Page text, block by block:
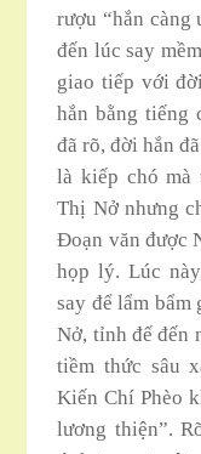
rượu “hắn càng
đến lúc say
giao tiếp với
hắn bằng tiếng
đã rõ, đời hắn
là kiếp chó mà
Thị Nở nhưng
Đoạn văn được
họp lý. Lúc
say để lẩm
Nở, tỉnh đế đến
tiềm thức sâu
Kiến Chí Phèo
lương thiện”.